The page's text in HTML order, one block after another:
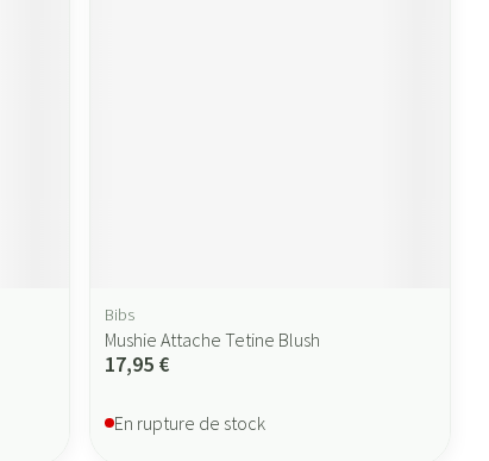
Bibs
Mushie Attache Tetine Blush
17,95 €
En rupture de stock